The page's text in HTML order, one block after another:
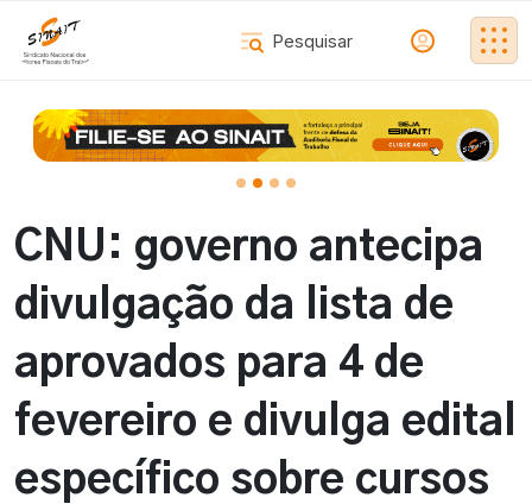
CNU: governo antecipa
divulgação da lista de
aprovados para 4 de
fevereiro e divulga edital
específico sobre cursos